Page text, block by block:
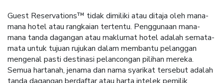
Guest Reservations™ tidak dimiliki atau ditaja oleh mana-
mana hotel atau rangkaian tertentu. Penggunaan mana-
mana tanda dagangan atau maklumat hotel adalah semata-
mata untuk tujuan rujukan dalam membantu pelanggan
mengenal pasti destinasi pelancongan pilihan mereka.
Semua hartanah, jenama dan nama syarikat tersebut adalah